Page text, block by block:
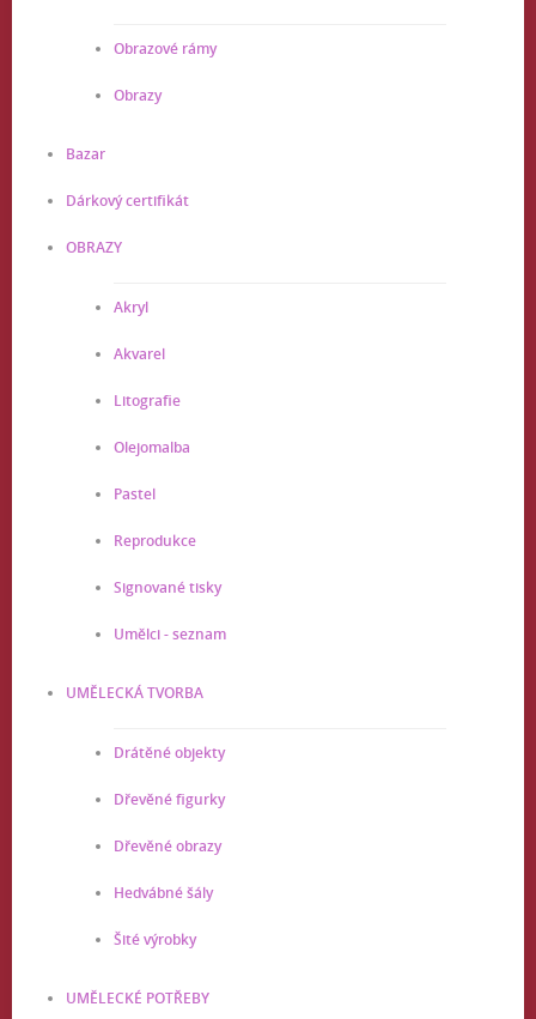
Obrazové rámy
Obrazy
Bazar
Dárkový certifikát
OBRAZY
Akryl
Akvarel
Litografie
Olejomalba
Pastel
Reprodukce
Signované tisky
Umělci - seznam
UMĚLECKÁ TVORBA
Drátěné objekty
Dřevěné figurky
Dřevěné obrazy
Hedvábné šály
Šité výrobky
UMĚLECKÉ POTŘEBY